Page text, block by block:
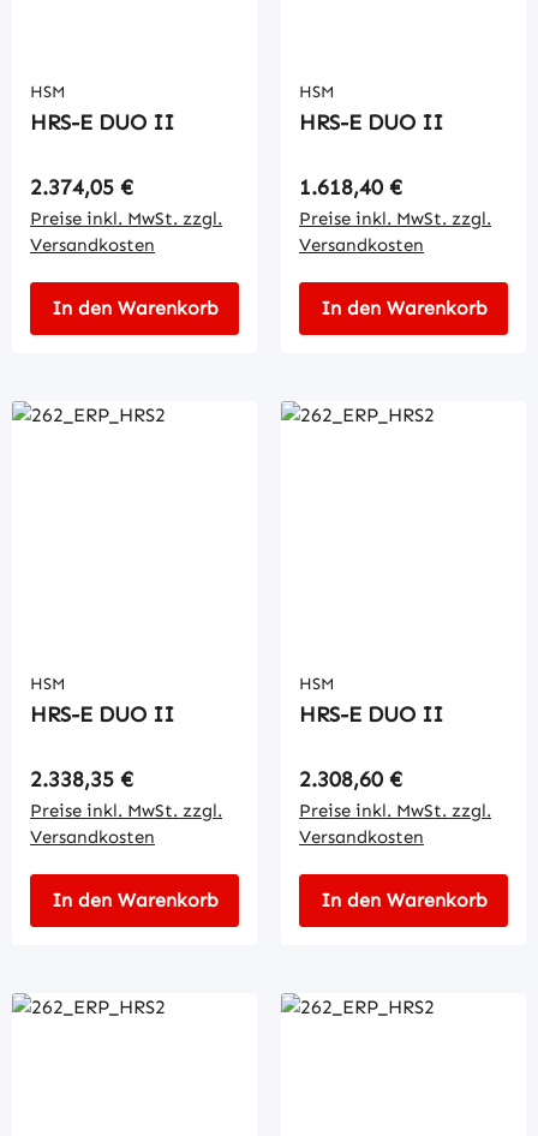
HSM
HRS-E DUO II
Regulärer Preis:
2.374,05 €
Preise inkl. MwSt. zzgl.
Versandkosten
In den Warenkorb
HSM
HRS-E DUO II
Regulärer Preis:
1.618,40 €
Preise inkl. MwSt. zzgl.
Versandkosten
In den Warenkorb
HSM
HRS-E DUO II
Regulärer Preis:
2.338,35 €
Preise inkl. MwSt. zzgl.
Versandkosten
In den Warenkorb
HSM
HRS-E DUO II
Regulärer Preis:
2.308,60 €
Preise inkl. MwSt. zzgl.
Versandkosten
In den Warenkorb